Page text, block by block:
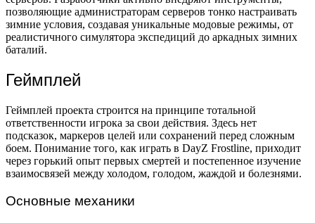
позволяющие администраторам серверов тонко настраивать
зимние условия, создавая уникальные модовые режимы, от
реалистичного симулятора экспедиций до аркадных зимних
баталий.
Геймплей
Геймплей проекта строится на принципе тотальной
ответственности игрока за свои действия. Здесь нет
подсказок, маркеров целей или сохранений перед сложным
боем. Понимание того, как играть в DayZ Frostline, приходит
через горький опыт первых смертей и постепенное изучение
взаимосвязей между холодом, голодом, жаждой и болезнями.
Основные механики